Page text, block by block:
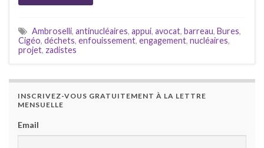
Ambroselli, antinucléaires, appui, avocat, barreau, Bures,
Cigéo, déchets, enfouissement, engagement, nucléaires,
projet, zadistes
INSCRIVEZ-VOUS GRATUITEMENT À LA LETTRE
MENSUELLE
Email